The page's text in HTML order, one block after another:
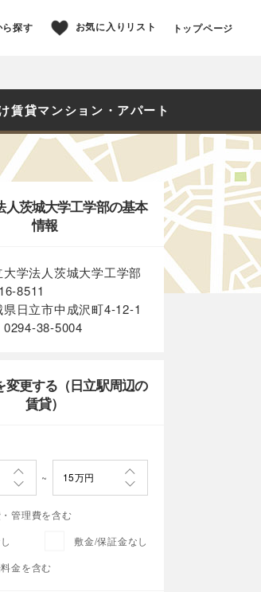
探す お気に入りリスト トップページ
賃貸マンション・アパート
人茨城大学工学部の基本
情報
大学法人茨城大学工学部
8511
県日立市中成沢町4-12-1
0294-38-5004
変更する（日立駅周辺の
賃貸）
管理費を含む
敷金/保証金なし
金を含む